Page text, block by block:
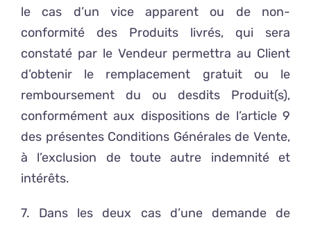
le cas d’un vice apparent ou de non-
conformité des Produits livrés, qui sera
constaté par le Vendeur permettra au Client
d’obtenir le remplacement gratuit ou le
remboursement du ou desdits Produit(s),
conformément aux dispositions de l’article 9
des présentes Conditions Générales de Vente,
à l’exclusion de toute autre indemnité et
intérêts.
7. Dans les deux cas d’une demande de